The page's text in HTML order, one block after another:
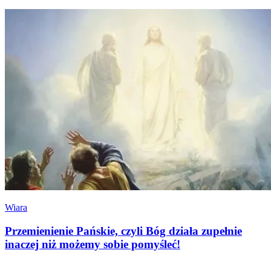
Wiara
Przemienienie Pańskie, czyli Bóg działa zupełnie
inaczej niż możemy sobie pomyśleć!